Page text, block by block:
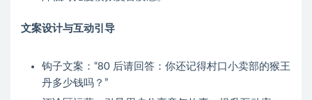
文案设计与互动引导
钩子文案：“80 后请回答：你还记得村口小卖部的猴王
丹多少钱吗？”